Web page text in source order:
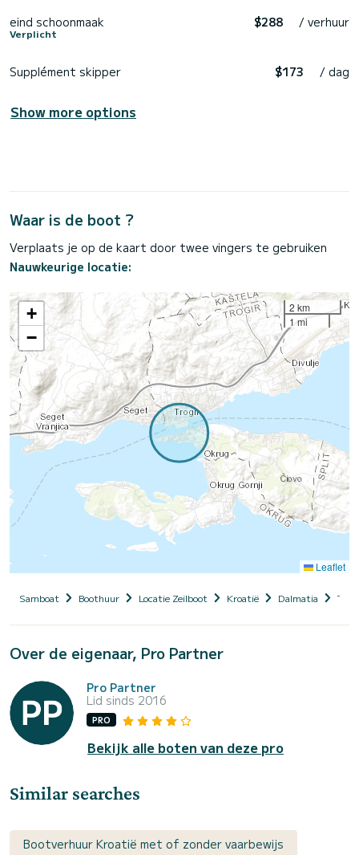
eind schoonmaak
Verplicht
$288 / verhuur
Supplément skipper $173 / dag
Show more options
Waar is de boot ?
Verplaats je op de kaart door twee vingers te gebruiken
Nauwkeurige locatie:
+
−
2 km
1 mi
Leaflet
Samboat Boothuur Locatie Zeilboot Kroatië Dalmatia
Over de eigenaar, Pro Partner
Pro Partner
Lid sinds 2016
PRO
Bekijk alle boten van deze pro
Similar searches
Bootverhuur Kroatië met of zonder vaarbewijs